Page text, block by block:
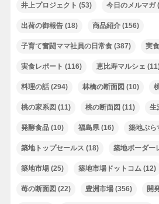
井上プロジェクト (53) 今日のメルマガ
出荷の御報告(18) 商品紹介(156)
子育て奮闘ママ社員の日常食(387) 実食
実食レポート (116) 恵比寿マルシェ
料理の話(294) 林檎の断面図 (10)
桃の家系図 (11) 桃の断面図 (11) 生
発酵食品(10) 福島県(16) 築地ぷら
築地トップセールス (18) 築地ボーダー
築地市場(25) 築地市場ドットコム(12)
苺の断面図 (22) 豊洲市場(356) 開